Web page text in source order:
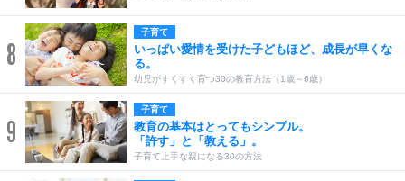
8
子育て
いっぱい愛情を受けた子どもほど、成長が早くな
る。
幼児がすくすく育つ30の教育方法（1歳～6歳）
9
子育て
教育の基本はとってもシンプル。
「許す」と「教える」。
子育て上手な親になる30の方法